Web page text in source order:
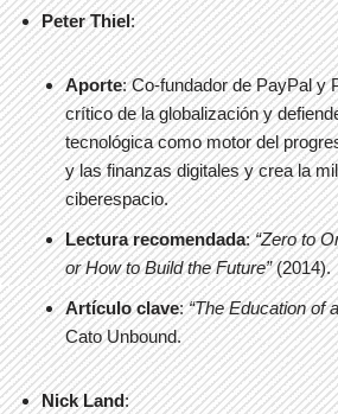
Peter Thiel:
Aporte: Co-fundador de PayPal y
crítico de la globalización y
tecnológica como motor del
y las finanzas digitales y crea la
ciberespacio.
Lectura recomendada:“Zero to
or How to Build the Future”(2014).
Artículo clave:“The Education of
Cato Unbound.
Nick Land: